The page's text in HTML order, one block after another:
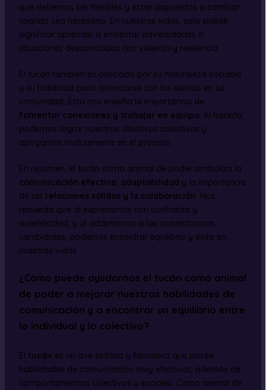
que debemos ser flexibles y estar dispuestos a cambiar
cuando sea necesario. En nuestras vidas, esto puede
significar aprender a enfrentar adversidades o
situaciones desconocidas con valentía y resiliencia.
El tucán también es conocido por su naturaleza sociable
y su habilidad para conectarse con los demás en su
comunidad. Esto nos enseña la importancia de
fomentar conexiones y trabajar en equipo. Al hacerlo,
podemos lograr nuestros objetivos colectivos y
apoyarnos mutuamente en el proceso.
En resumen, el tucán como animal de poder simboliza la
comunicación efectiva, adaptabilidad y la importancia
de las relaciones sólidas y la colaboración. Nos
recuerda que al expresarnos con confianza y
autenticidad, y al adaptarnos a las circunstancias
cambiantes, podemos encontrar equilibrio y éxito en
nuestras vidas.
¿Cómo puede ayudarnos el tucán como animal
de poder a mejorar nuestras habilidades de
comunicación y a encontrar un equilibrio entre
lo individual y lo colectivo?
El tucán es un ave exótica y llamativa que posee
habilidades de comunicación muy efectivas, además de
comportamientos colectivos y sociales. Como animal de